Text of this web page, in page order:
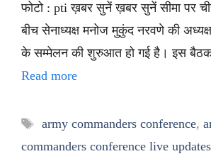
फोटो : pti ख़बर सुनें ख़बर सुनें सीमा पर
बीच सेनाध्यक्ष मनोज मुकुंद नरवणे की
के सम्मेलन की शुरुआत हो गई है। इस
Read more
Tags
army commanders conference,
commanders conference live updates